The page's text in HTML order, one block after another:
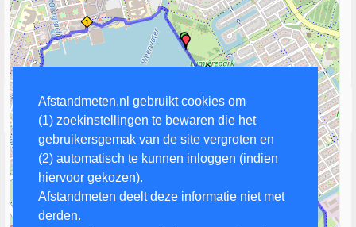
Afstandmeten.nl gebruikt cookies om
(1) zoekinstellingen te bewaren die het
gebruikersgemak van de site vergroten en
(2) automatisch te kunnen inloggen (indien
hiervoor gekozen).
Afstandmeten deelt deze informatie niet met
derden.